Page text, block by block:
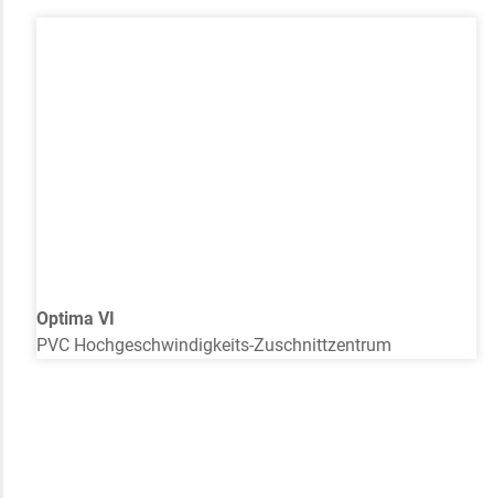
Optima VI
PVC Hochgeschwindigkeits-Zuschnittzentrum